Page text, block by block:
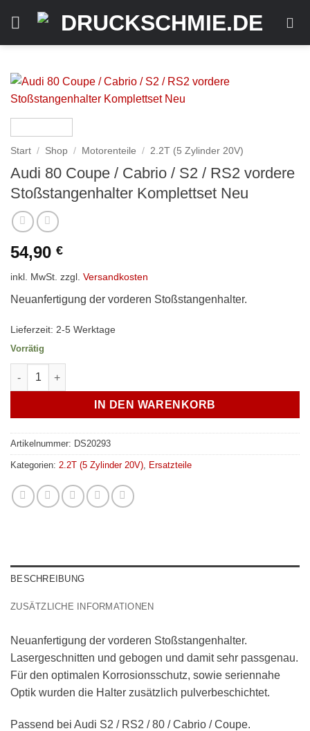
Inhalt
springen
Start / Shop / Motorenteile / 2.2T (5 Zylinder 20V)
Audi 80 Coupe / Cabrio / S2 / RS2 vordere
Stoßstangenhalter Komplettset Neu
54,90 €
inkl. MwSt. zzgl. Versandkosten
Neuanfertigung der vorderen Stoßstangenhalter.
Lieferzeit: 2-5 Werktage
Vorrätig
Audi 80 Coupe / Cabrio / S2 / RS2 vordere Stoßstangenhalter
IN DEN WARENKORB
Artikelnummer: DS20293
Kategorien: 2.2T (5 Zylinder 20V), Ersatzteile
BESCHREIBUNG
ZUSÄTZLICHE INFORMATIONEN
Neuanfertigung der vorderen Stoßstangenhalter.
Lasergeschnitten und gebogen und damit sehr passgenau.
Für den optimalen Korrosionsschutz, sowie seriennahe
Optik wurden die Halter zusätzlich pulverbeschichtet.
Passend bei Audi S2 / RS2 / 80 / Cabrio / Coupe.